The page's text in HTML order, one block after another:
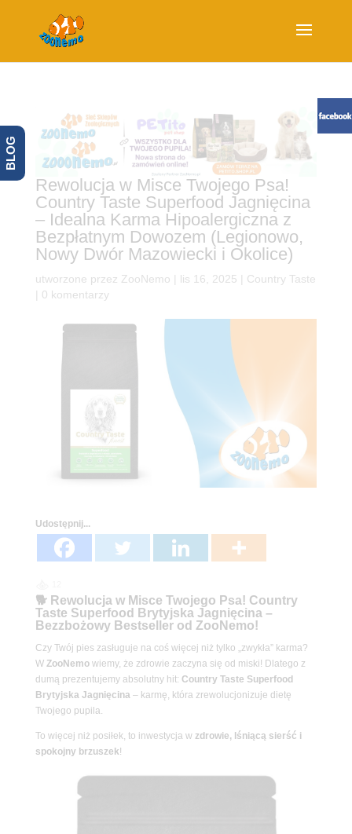
Rewolucja w Misce Twojego Psa!
Country Taste Superfood Jagnięcina
– Idealna Karma Hipoalergiczna z
Bezpłatnym Dowozem (Legionowo,
Nowy Dwór Mazowiecki i Okolice)
utworzone przez ZooNemo lis 16, 2025
Country Taste
0 komentarzy
Udostępnij...
🐕 Rewolucja w Misce Twojego Psa! Country
Taste Superfood Brytyjska Jagnięcina –
Bezzbożowy Bestseller od ZooNemo!
Czy Twój pies zasługuje na coś więcej niż tylko „zwykła” karma?
W ZooNemowiemy, że zdrowie zaczyna się od miski! Dlatego z
dumą prezentujemy absolutny hit: Country Taste Superfood
Brytyjska Jagnięcina– karmę, która zrewolucjonizuje dietę
Twojego pupila.
To więcej niż posiłek, to inwestycja w zdrowie, lśniącą sierść i
spokojny brzuszek!
BLOG